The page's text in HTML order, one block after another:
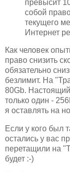
превысит
собой
текущего
Интернет
Как человек
право снизить
обязательно
безлимит. На
80Gb.
только один -
я оставлять на
Если у кого был
остались у вас
перетащили на
будет :-)